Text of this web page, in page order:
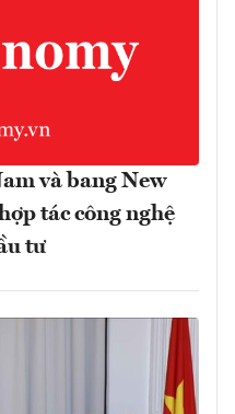
và bang New
tác công nghệ
tư